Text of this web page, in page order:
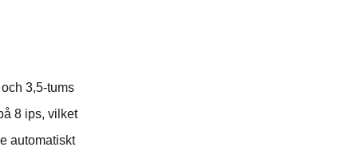
3,5-tums
8 ips, vilket
automatiskt